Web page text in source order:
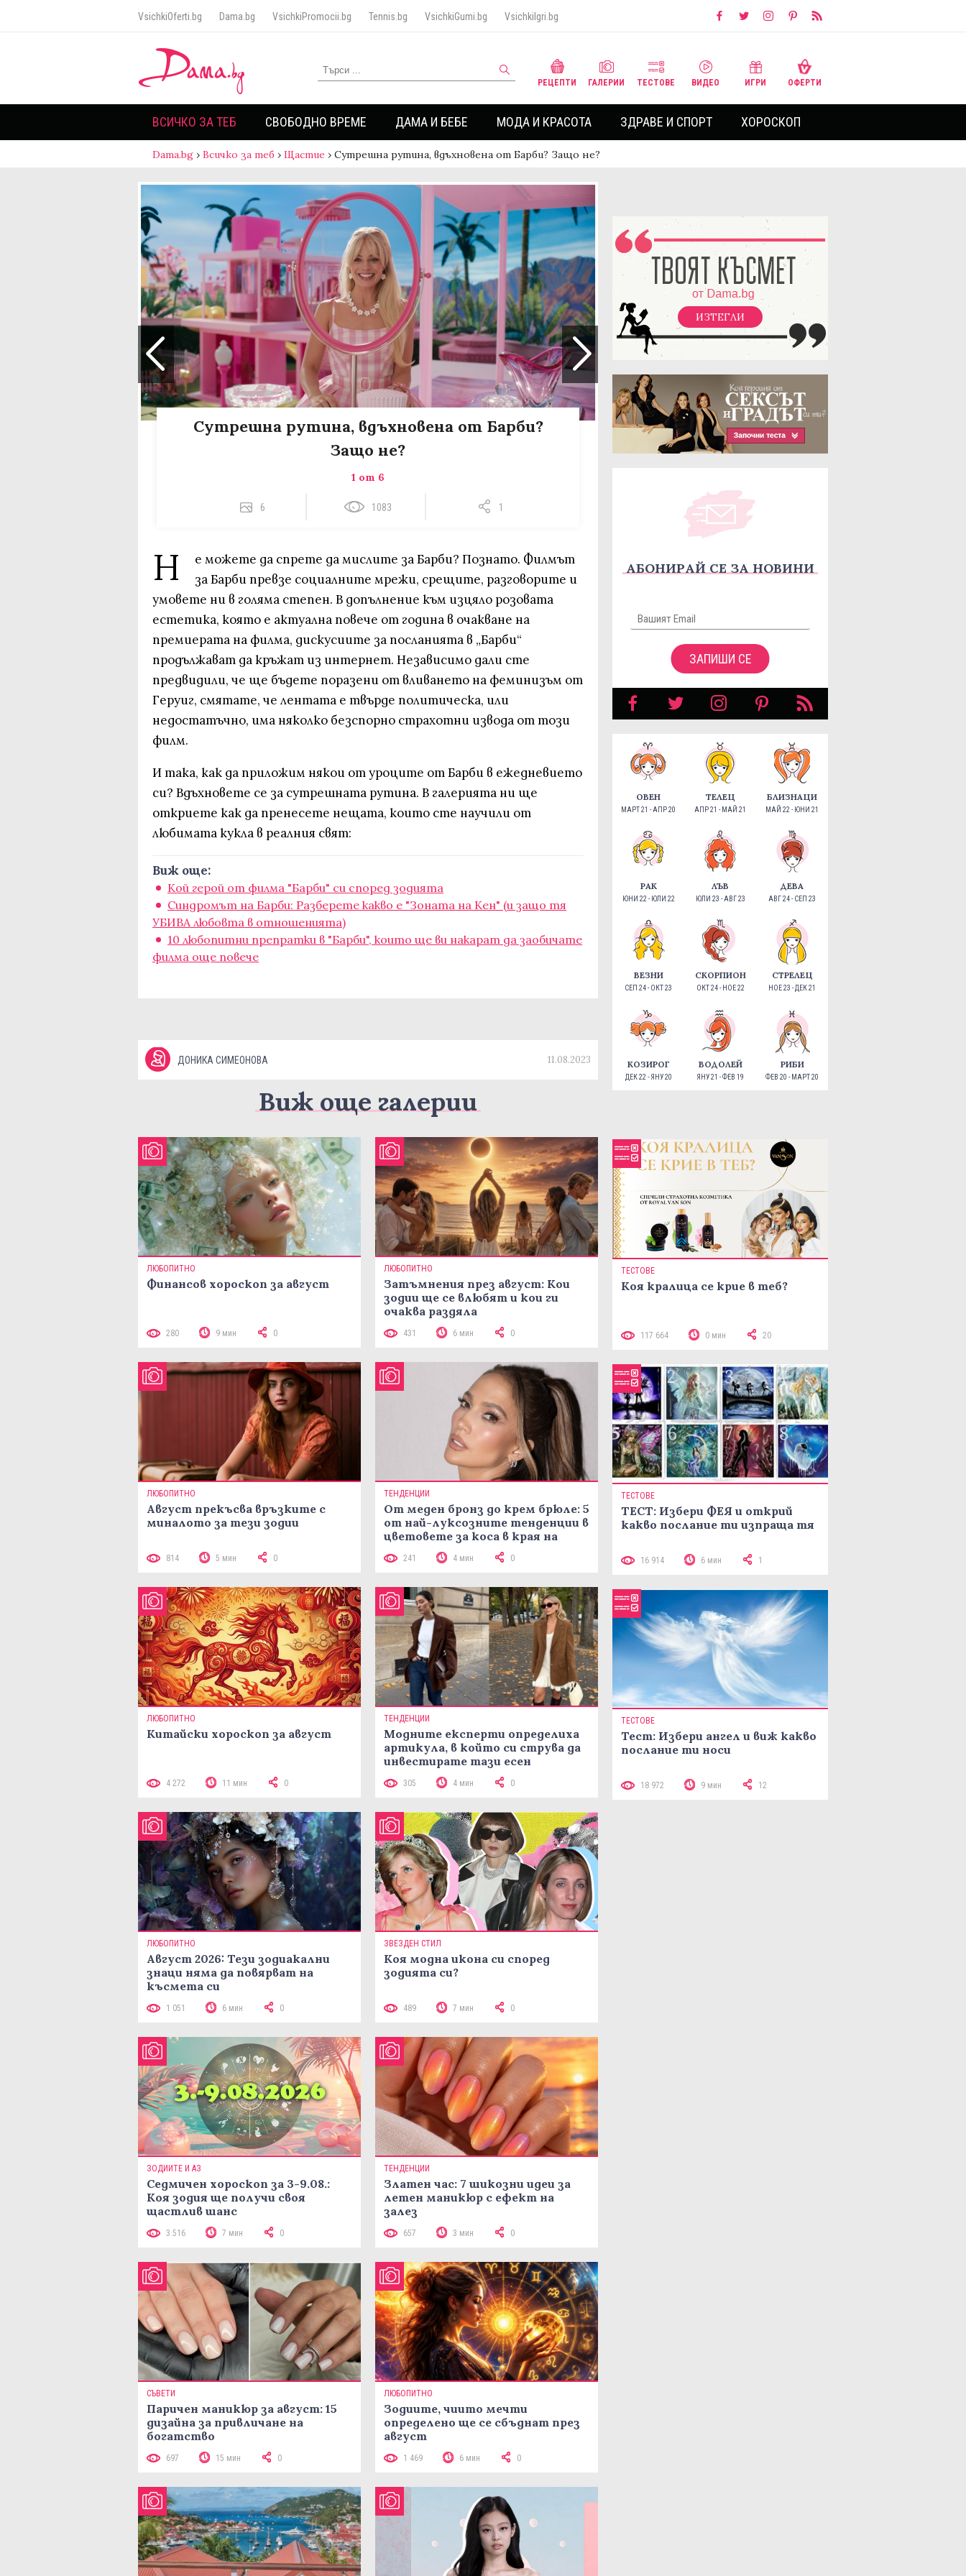
VsichkiOferti.bg Dama.bg VsichkiPromocii.bg Tennis.bg VsichkiGumi.bg VsichkiIgri.bg
РЕЦЕПТИ ГАЛЕРИИ ТЕСТОВЕ ВИДЕО ИГРИ ОФЕРТИ
ВСИЧКО ЗА ТЕБ СВОБОДНО ВРЕМЕ ДАМА И БЕБЕ МОДА И КРАСОТА ЗДРАВЕ И СПОРТ ХОРОСКОП
Dama.bg › Всичко за теб › Щастие › Сутрешна рутина, вдъхновена от Барби? Защо не?
Сутрешна рутина, вдъхновена от Барби?
Защо не?
1 от 6
6 1083 1
Н
е можете да спрете да мислите за Барби? Познато. Филмът
за Барби превзе социалните мрежи, срещите, разговорите и
умовете ни в голяма степен. В допълнение към изцяло розовата
естетика, която е актуална повече от година в очакване на
премиерата на филма, дискусиите за посланията в „Барби“
продължават да кръжат из интернет. Независимо дали сте
предвидили, че ще бъдете поразени от вливането на феминизъм от
Геруиг, смятате, че лентата е твърде политическа, или
недостатъчно, има няколко безспорно страхотни извода от този
филм.
И така, как да приложим някои от уроците от Барби в ежедневието
си? Вдъхновете се за сутрешната рутина. В галерията ни ще
откриете как да пренесете нещата, които сте научили от
любимата кукла в реалния свят:
Виж още:
Кой герой от филма "Барби" си според зодията
Синдромът на Барби: Разберете какво е "Зоната на Кен" (и защо тя
УБИВА любовта в отношенията)
10 любопитни препратки в "Барби", които ще ви накарат да заобичате
филма още повече
ДОНИКА СИМЕОНОВА 11.08.2023
Виж още галерии
ЛЮБОПИТНО
Финансов хороскоп за август
280 9 мин 0
ЛЮБОПИТНО
Затъмнения през август: Кои
зодии ще се влюбят и кои ги
очаква раздяла
431 6 мин 0
ЛЮБОПИТНО
Август прекъсва връзките с
миналото за тези зодии
814 5 мин 0
ТЕНДЕНЦИИ
От меден бронз до крем брюле: 5
от най-луксозните тенденции в
цветовете за коса в края на
241 4 мин 0
ЛЮБОПИТНО
Китайски хороскоп за август
4 272 11 мин 0
ТЕНДЕНЦИИ
Модните експерти определиха
артикула, в който си струва да
инвестирате тази есен
305 4 мин 0
ЛЮБОПИТНО
Август 2026: Тези зодиакални
знаци няма да повярват на
късмета си
1 051 6 мин 0
ЗВЕЗДЕН СТИЛ
Коя модна икона си според
зодията си?
489 7 мин 0
ЗОДИИТЕ И АЗ
Седмичен хороскоп за 3-9.08.:
Коя зодия ще получи своя
щастлив шанс
3 516 7 мин 0
ТЕНДЕНЦИИ
Златен час: 7 шикозни идеи за
летен маникюр с ефект на
залез
657 3 мин 0
СЪВЕТИ
Паричен маникюр за август: 15
дизайна за привличане на
богатство
697 15 мин 0
ЛЮБОПИТНО
Зодиите, чиито мечти
определено ще се сбъднат през
август
1 469 6 мин 0
ИЗТЕГЛИ
АБОНИРАЙ СЕ ЗА НОВИНИ
ЗАПИШИ СЕ
ОВЕН
МАРТ 21 - АПР 20
ТЕЛЕЦ
АПР 21 - МАЙ 21
БЛИЗНАЦИ
МАЙ 22 - ЮНИ 21
РАК
ЮНИ 22 - ЮЛИ 22
ЛЪВ
ЮЛИ 23 - АВГ 23
ДЕВА
АВГ 24 - СЕП 23
ВЕЗНИ
СЕП 24 - ОКТ 23
СКОРПИОН
ОКТ 24 - НОЕ 22
СТРЕЛЕЦ
НОЕ 23 - ДЕК 21
КОЗИРОГ
ДЕК 22 - ЯНУ 20
ВОДОЛЕЙ
ЯНУ 21 - ФЕВ 19
РИБИ
ФЕВ 20 - МАРТ 20
ТЕСТОВЕ
Коя кралица се крие в теб?
117 664 0 мин 20
ТЕСТОВЕ
ТЕСТ: Избери ФЕЯ и открий
какво послание ти изпраща тя
16 914 6 мин 1
ТЕСТОВЕ
Тест: Избери ангел и виж какво
послание ти носи
18 972 9 мин 12